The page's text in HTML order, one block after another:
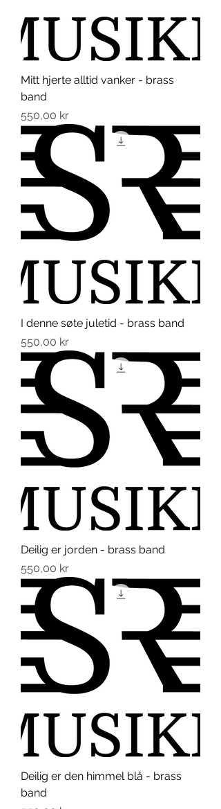
Mitt hjerte alltid vanker - brass
band
Pris
550,00 kr
I denne søte juletid - brass band
Pris
550,00 kr
Deilig er jorden - brass band
Pris
550,00 kr
Deilig er den himmel blå - brass
band